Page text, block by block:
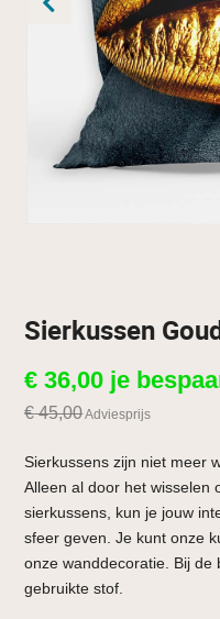
Sierkussen
€ 36,00 je
€45,00Adviesprijs
Sierkussens zijn niet meer
Alleen al door het wisselen
sierkussens, kun je jouw
sfeer geven. Je kunt onze
onze wanddecoratie. Bij de
gebruikte stof.